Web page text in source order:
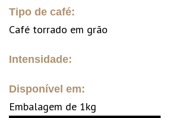
Tipo de café:
Café torrado em grão
Intensidade:
Disponível em:
Embalagem de 1kg